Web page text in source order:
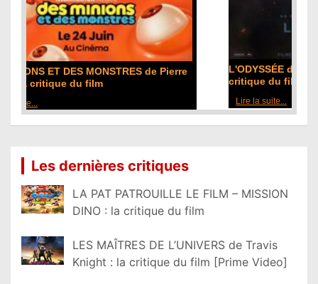
L'ODYSSÉE de Christopher Nolan : la
critique du film
Les dernières critiques
LA PAT PATROUILLE LE FILM – MISSION
DINO : la critique du film
LES MAÎTRES DE L’UNIVERS de Travis
Knight : la critique du film [Prime Video]